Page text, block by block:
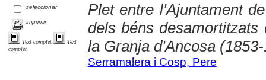
seleccionar
imprimir
Text complet
Text
complet
Plet entre l'Ajuntament
dels béns
la Granja d'Ancosa
Serramalera i Cosp, Pere